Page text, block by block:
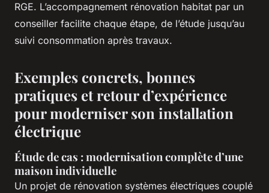
RGE. L’accompagnement rénovation habitat par un
conseiller facilite chaque étape, de l’étude jusqu’au
suivi consommation après travaux.
Exemples concrets, bonnes
pratiques et retour d’expérience
pour moderniser son installation
électrique
Étude de cas : modernisation complète d’une
maison individuelle
Un projet de rénovation systèmes électriques couplé